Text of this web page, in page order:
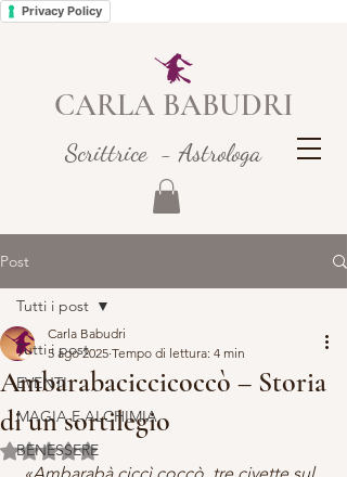
Privacy Policy
CARLA BABUDRI
Scrittrice - Astrologa
Post
Tutti i post
EVENTI
MAGIA E ALCHIMIA
BENESSERE
Tutti i post
Ambarabaciccicoccò – Storia
di un sortilegio
Carla Babudri
5 ago 2025 Tempo di lettura: 4 min
Valutazione NaN stelle su 5.